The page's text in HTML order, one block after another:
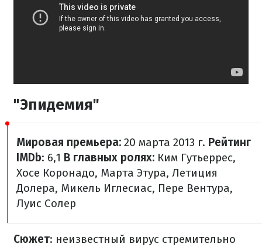
"Эпидемия"
Мировая премьера: 20 марта 2013 г. Рейтинг
IMDb: 6,1 В главных ролях: Ким Гутьеррес,
Хосе Коронадо, Марта Этура, Летиция
Долера, Микель Иглесиас, Пере Вентура,
Луис Солер
Сюжет: неизвестный вирус стремительно